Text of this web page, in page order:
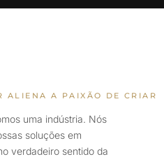
ALIENA A PAIXÃO DE CRIAR
uma indústria. Nós
soluções em
verdadeiro sentido da